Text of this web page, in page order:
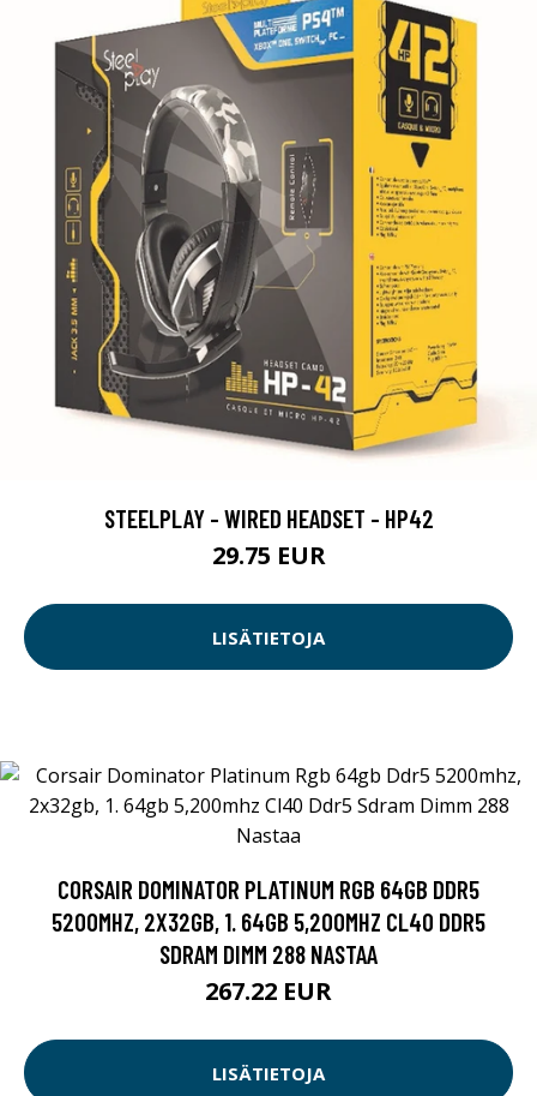
STEELPLAY - WIRED HEADSET - HP42
29.75 EUR
LISÄTIETOJA
CORSAIR DOMINATOR PLATINUM RGB 64GB DDR5
5200MHZ, 2X32GB, 1. 64GB 5,200MHZ CL40 DDR5
SDRAM DIMM 288 NASTAA
267.22 EUR
LISÄTIETOJA